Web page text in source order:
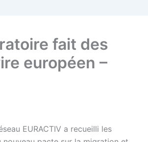
fait des
européen –
EURACTIV a recueilli les